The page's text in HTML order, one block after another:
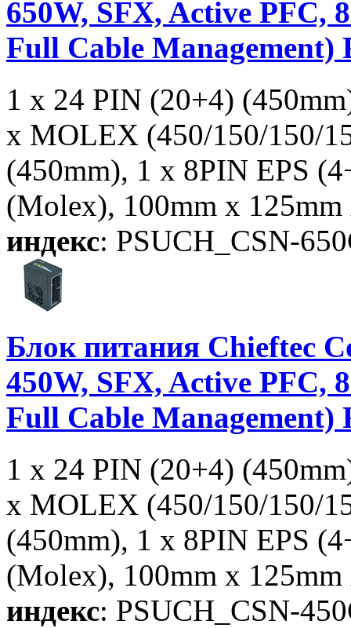
650W, SFX, Active PFC,
Full Cable Management)
1 x 24 PIN (20+4)
x MOLEX (450/150/150/
(450mm), 1 x 8PIN EPS
(Molex), 100mm x 125mm
индекс: PSUCH_CSN-
Блок питания Chieftec
450W, SFX, Active PFC,
Full Cable Management)
1 x 24 PIN (20+4)
x MOLEX (450/150/150/
(450mm), 1 x 8PIN EPS
(Molex), 100mm x 125mm
индекс: PSUCH_CSN-